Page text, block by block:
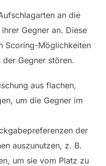
an die
Gegner an. Diese
Scoring-Möglichkeiten
der Gegner stören.
aus flachen,
um die Gegner im
der
auszunutzen, z. B.
um sie vom Platz zu